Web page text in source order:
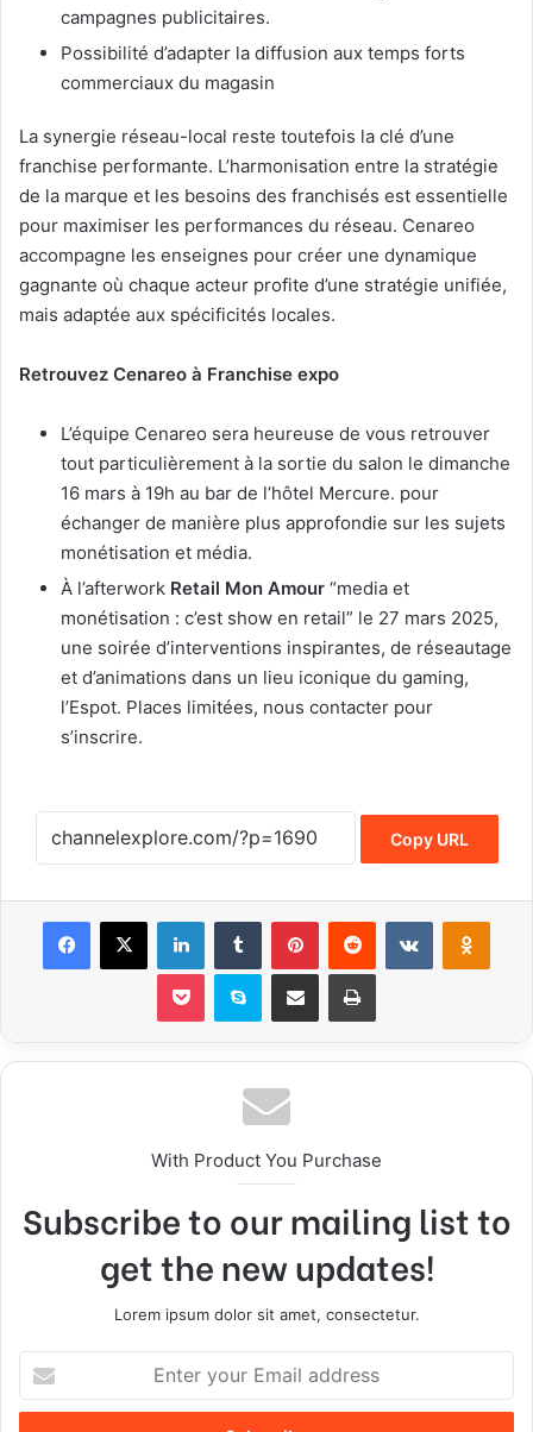
campagnes publicitaires.
Possibilité d’adapter la diffusion aux temps forts
commerciaux du magasin
La synergie réseau-local reste toutefois la clé d’une
franchise performante. L’harmonisation entre la stratégie
de la marque et les besoins des franchisés est essentielle
pour maximiser les performances du réseau. Cenareo
accompagne les enseignes pour créer une dynamique
gagnante où chaque acteur profite d’une stratégie unifiée,
mais adaptée aux spécificités locales.
Retrouvez Cenareo à Franchise expo
L’équipe Cenareo sera heureuse de vous retrouver
tout particulièrement à la sortie du salon le dimanche
16 mars à 19h au bar de l’hôtel Mercure. pour
échanger de manière plus approfondie sur les sujets
monétisation et média.
À l’afterwork Retail Mon Amour “media et
monétisation : c’est show en retail” le 27 mars 2025,
une soirée d’interventions inspirantes, de réseautage
et d’animations dans un lieu iconique du gaming,
l’Espot. Places limitées, nous contacter pour
s’inscrire.
Copy URL
With Product You Purchase
Subscribe to our mailing list to
get the new updates!
Lorem ipsum dolor sit amet, consectetur.
t